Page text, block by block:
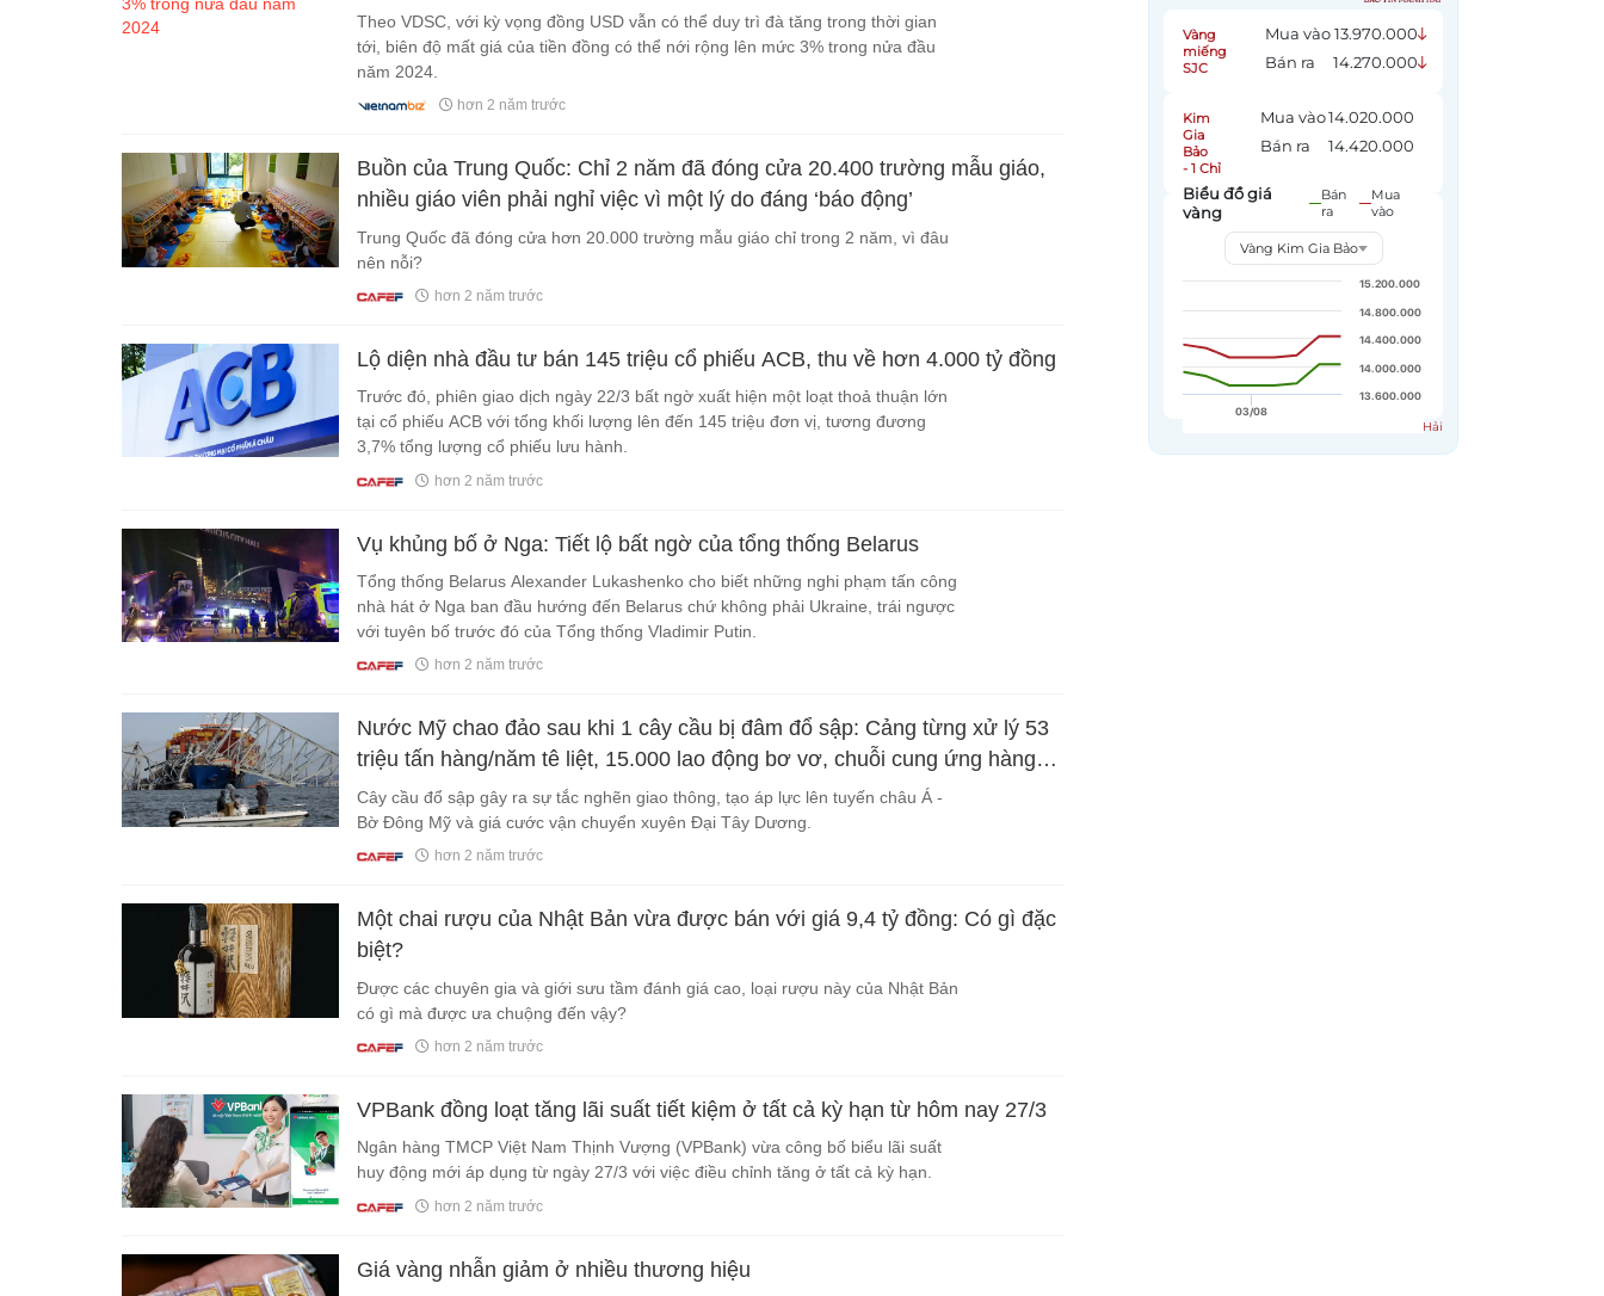
Theo VDSC, với kỳ vọng đồng USD vẫn có thể duy trì đà tăng trong thời gian
tới, biên độ mất giá của tiền đồng có thể nới rộng lên mức 3% trong nửa đầu
năm 2024.
hơn 2 năm trước
Buồn của Trung Quốc: Chỉ 2 năm đã đóng cửa 20.400 trường mẫu giáo,
nhiều giáo viên phải nghỉ việc vì một lý do đáng ‘báo động’
Trung Quốc đã đóng cửa hơn 20.000 trường mẫu giáo chỉ trong 2 năm, vì đâu
nên nỗi?
hơn 2 năm trước
Lộ diện nhà đầu tư bán 145 triệu cổ phiếu ACB, thu về hơn 4.000 tỷ đồng
Trước đó, phiên giao dịch ngày 22/3 bất ngờ xuất hiện một loạt thoả thuận lớn
tại cổ phiếu ACB với tổng khối lượng lên đến 145 triệu đơn vị, tương đương
3,7% tổng lượng cổ phiếu lưu hành.
hơn 2 năm trước
Vụ khủng bố ở Nga: Tiết lộ bất ngờ của tổng thống Belarus
Tổng thống Belarus Alexander Lukashenko cho biết những nghi phạm tấn công
nhà hát ở Nga ban đầu hướng đến Belarus chứ không phải Ukraine, trái ngược
với tuyên bố trước đó của Tổng thống Vladimir Putin.
hơn 2 năm trước
Nước Mỹ chao đảo sau khi 1 cây cầu bị đâm đổ sập: Cảng từng xử lý 53
triệu tấn hàng/năm tê liệt, 15.000 lao động bơ vơ, chuỗi cung ứng hàng
hóa gián đoạn nghiêm trọng
Cây cầu đổ sập gây ra sự tắc nghẽn giao thông, tạo áp lực lên tuyến châu Á -
Bờ Đông Mỹ và giá cước vận chuyển xuyên Đại Tây Dương.
hơn 2 năm trước
Một chai rượu của Nhật Bản vừa được bán với giá 9,4 tỷ đồng: Có gì đặc
biệt?
Được các chuyên gia và giới sưu tầm đánh giá cao, loại rượu này của Nhật Bản
có gì mà được ưa chuộng đến vậy?
hơn 2 năm trước
VPBank đồng loạt tăng lãi suất tiết kiệm ở tất cả kỳ hạn từ hôm nay 27/3
Ngân hàng TMCP Việt Nam Thịnh Vượng (VPBank) vừa công bố biểu lãi suất
huy động mới áp dụng từ ngày 27/3 với việc điều chỉnh tăng ở tất cả kỳ hạn.
hơn 2 năm trước
Giá vàng nhẫn giảm ở nhiều thương hiệu